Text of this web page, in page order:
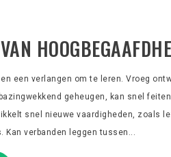
een verlangen om te leren. Vroeg
geheugen, kan snel
snel nieuwe vaardigheden, zoals
Kan verbanden leggen tussen...